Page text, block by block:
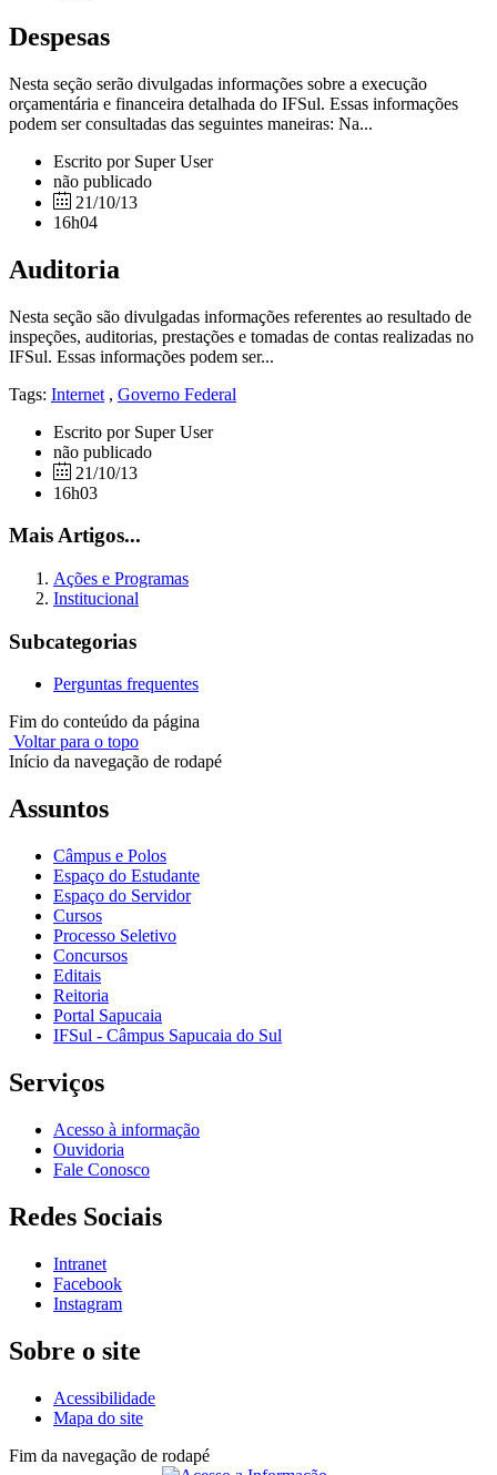
Despesas
Nesta seção serão divulgadas informações sobre a execução
orçamentária e financeira detalhada do IFSul. Essas informações
podem ser consultadas das seguintes maneiras: Na...
Escrito por Super User
não publicado
21/10/13
16h04
Auditoria
Nesta seção são divulgadas informações referentes ao resultado de
inspeções, auditorias, prestações e tomadas de contas realizadas no
IFSul. Essas informações podem ser...
Tags: Internet , Governo Federal
Escrito por Super User
não publicado
21/10/13
16h03
Mais Artigos...
Ações e Programas
Institucional
Subcategorias
Perguntas frequentes
Fim do conteúdo da página
Voltar para o topo
Início da navegação de rodapé
Assuntos
Câmpus e Polos
Espaço do Estudante
Espaço do Servidor
Cursos
Processo Seletivo
Concursos
Editais
Reitoria
Portal Sapucaia
IFSul - Câmpus Sapucaia do Sul
Serviços
Acesso à informação
Ouvidoria
Fale Conosco
Redes Sociais
Intranet
Facebook
Instagram
Sobre o site
Acessibilidade
Mapa do site
Fim da navegação de rodapé